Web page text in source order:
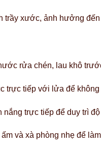
trầy xước, ảnh hưởng đến
rửa chén, lau khô
trực tiếp với lửa để
trực tiếp để duy trì
và xà phòng nhẹ để